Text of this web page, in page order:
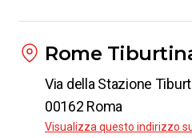
Rome
Via della Stazione
00162 Roma
Visualizza questo indirizzo